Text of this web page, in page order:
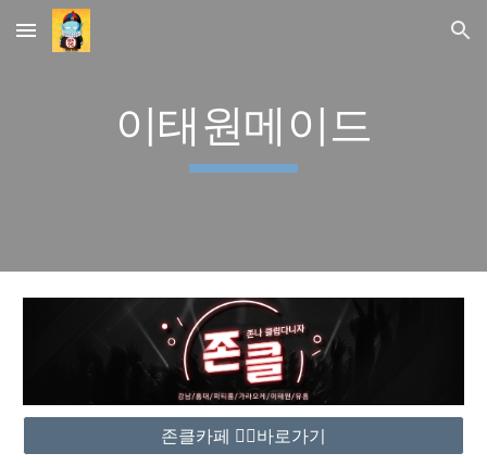
Skip to main content Skip to navigation
이태원메이드
존클카페 ❤️‍🔥바로가기